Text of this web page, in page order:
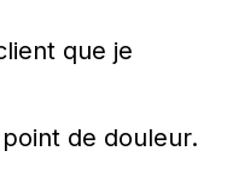
que je
de douleur.